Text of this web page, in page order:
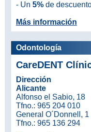
- Un 5% de
Más información
Odontología
CareDENT
Dirección
Alicante
Alfonso el Sabio, 18
Tfno.: 965 204 010
General O´Donnell, 1
Tfno.: 965 136 294